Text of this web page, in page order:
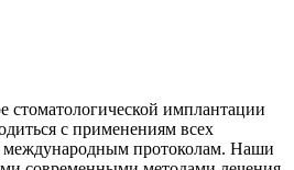
стоматологической имплантации
с применениям всех
международным протоколам. Наши